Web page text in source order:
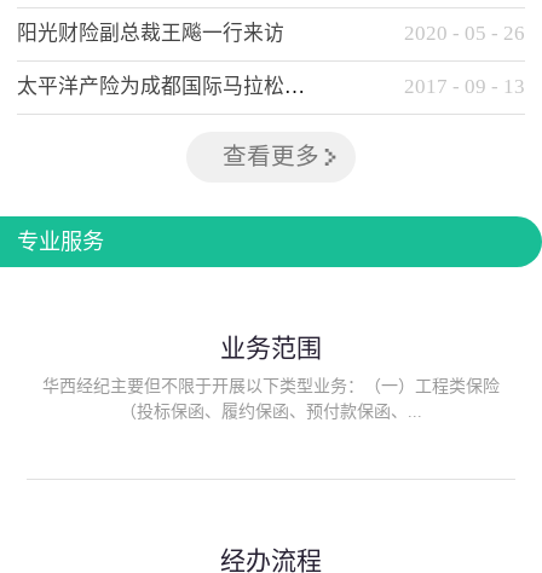
阳光财险副总裁王飚一行来访 2020 - 05 - 26
太平洋产险为成都国际马拉松提供全方位保险保障 2017 - 09 - 13
查看更多
专业服务
业务范围
华西经纪主要但不限于开展以下类型业务：（一）工程类保险
（投标保函、履约保函、预付款保函、...
险、政府公共安全责任保险/自然灾害公众责任保险、精神病监护
经办流程